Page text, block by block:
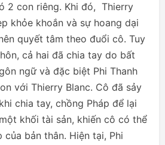
2 con riêng. Khi đó, Thierry
khỏe khoắn và sự hoang dại
quyết tâm theo đuổi cô. Tuy
cả hai đã chia tay do bất
ngữ và đặc biệt Phi Thanh
với Thierry Blanc. Cô đã sảy
chia tay, chồng Pháp để lại
khối tài sản, khiến cô có thể
bản thân. Hiện tại, Phi